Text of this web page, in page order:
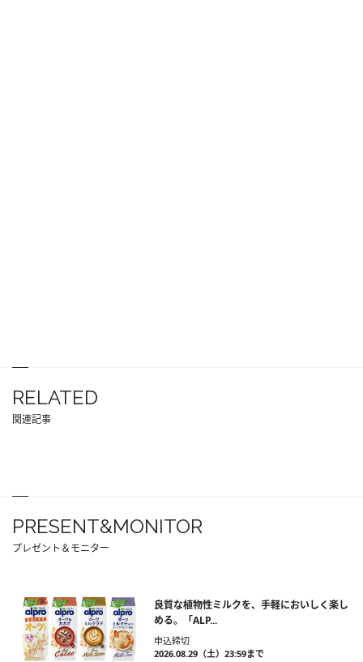
RELATED
関連記事
PRESENT&MONITOR
プレゼント＆モニター
良質な植物性ミルクを、手軽においしく楽し
める。「ALP...
申込締切
2026.08.29（土）23:59まで